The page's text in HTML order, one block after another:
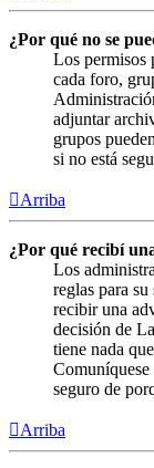
¿Por qué no se
Los permisos
cada foro,
adjuntar
grupos
si no está
Arriba
¿Por qué recibí
Los
reglas para
recibir una
decisión de
tiene nada
seguro de
Arriba